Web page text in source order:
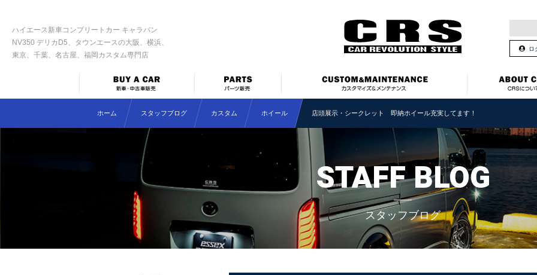
ハイエース新車コンプリートカー キャラバン
NV350 デリカD5、タウンエースの大阪、横浜、
東京、千葉、名古屋、福岡カスタム専門店
ロ
ホーム スタッフブログ カスタム ホイール 店頭展示・シークレット 即納ホイール充実してます！
STAFF BLOG
スタッフブログ